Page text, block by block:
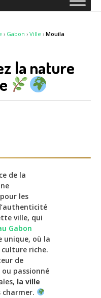
› Gabon › Ville › Mouila
la nature
de la
les
ville, qui
Gabon
unique, où la
riche.
de
passionné
la ville
charmer.